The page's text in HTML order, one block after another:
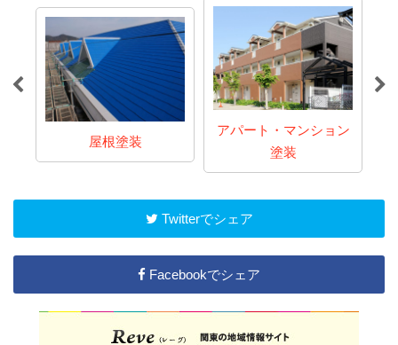
屋根塗装
アパート・マンション
塗装
Twitterでシェア
Facebookでシェア